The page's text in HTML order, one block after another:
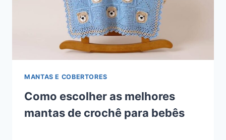
MANTAS E COBERTORES
Como escolher as melhores
mantas de crochê para bebês